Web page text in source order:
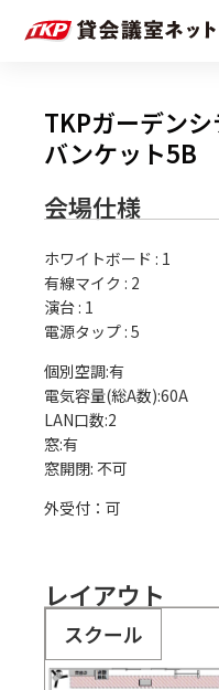
TKPガーデン
バンケット5B
会場仕様
ホワイトボード : 1
有線マイク : 2
演台 : 1
電源タップ : 5
個別空調:有
電気容量(総A数):60A
LAN口数:2
窓:有
外受付：可
レイアウト
スクール